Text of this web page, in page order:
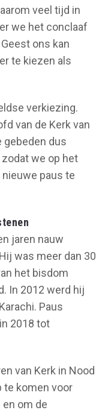
veel tijd in
we het conclaaf
ons kan
te kiezen als
verkiezing.
van de Kerk van
gebeden dus
we op het
paus te
jaren nauw
was meer dan 30
het bisdom
In 2012 werd hij
Paus
2018 tot
van Kerk in Nood
te komen voor
om de